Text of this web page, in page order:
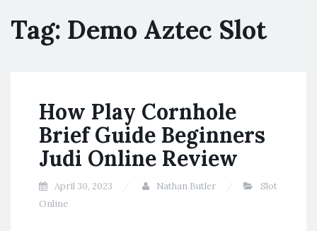
Tag: Demo Aztec Slot
How Play Cornhole
Brief Guide Beginners
Judi Online Review
April 30, 2023 Nathan Butler
Slot
Online